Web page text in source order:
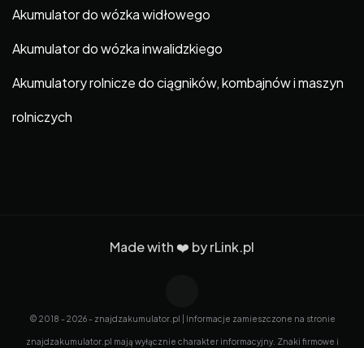
Akumulator do wózka widłowego
Akumulator do wózka inwalidzkiego
Akumulatory rolnicze do ciągników, kombajnów i maszyn
rolniczych
Made with ❤️ byrLink.pl
© 2018 - 2026 - znajdzakumulator.pl | Informacje zamieszczone na stronie
znajdzakumulator.pl mają wyłącznie charakter informacyjny. Znaki firmowe i